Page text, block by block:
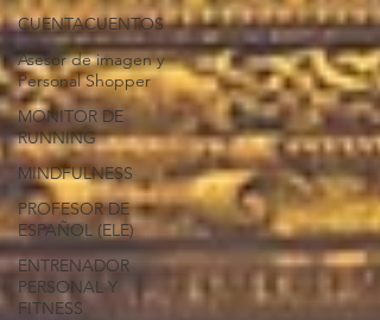
CUENTACUENTOS
Asesor de imagen y
Personal Shopper
MONITOR DE
RUNNING
MINDFULNESS
PROFESOR DE
ESPAÑOL (ELE)
ENTRENADOR
PERSONAL Y
FITNESS